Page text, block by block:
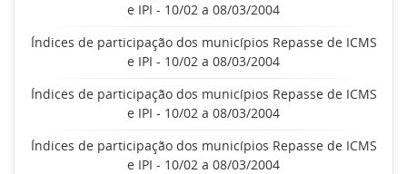
e IPI - 10/02 a 08/03/2004
Índices de participação dos municípios Repasse de ICMS
e IPI - 10/02 a 08/03/2004
Índices de participação dos municípios Repasse de ICMS
e IPI - 10/02 a 08/03/2004
Índices de participação dos municípios Repasse de ICMS
e IPI - 10/02 a 08/03/2004